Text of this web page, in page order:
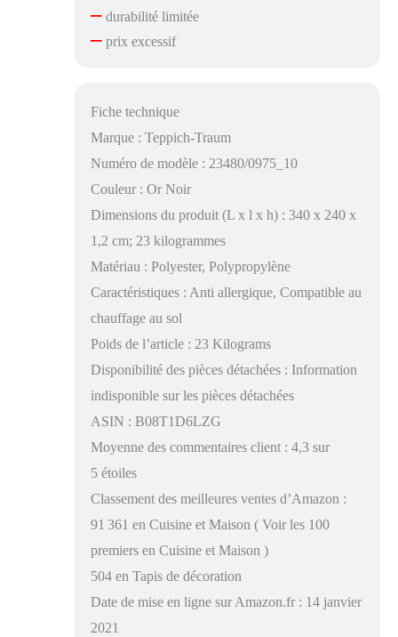
–durabilité limitée
–prix excessif
Fiche technique
Marque : Teppich-Traum
Numéro de modèle : 23480/0975_10
Couleur : Or Noir
Dimensions du produit (L x l x h) : 340 x 240 x
1,2 cm; 23 kilogrammes
Matériau : Polyester, Polypropylène
Caractéristiques : Anti allergique, Compatible au
chauffage au sol
Poids de l’article : 23 Kilograms
Disponibilité des pièces détachées : Information
indisponible sur les pièces détachées
ASIN : B08T1D6LZG
Moyenne des commentaires client : 4,3 sur
5 étoiles
Classement des meilleures ventes d’Amazon :
91 361 en Cuisine et Maison ( Voir les 100
premiers en Cuisine et Maison )
504 en Tapis de décoration
Date de mise en ligne sur Amazon.fr : 14 janvier
2021